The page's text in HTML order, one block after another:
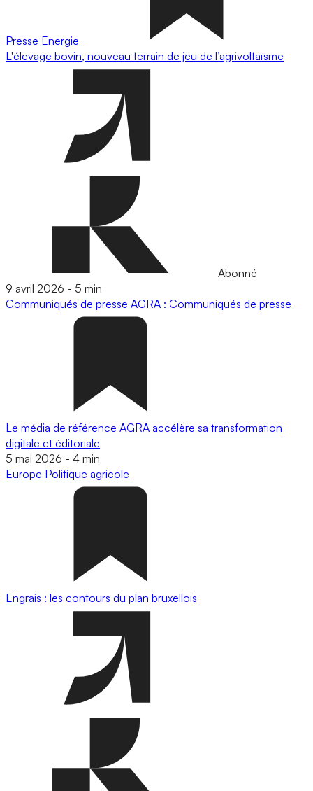
Presse Energie
L'élevage bovin, nouveau terrain de jeu de l’agrivoltaïsme
Abonné
9 avril 2026 - 5 min
Communiqués de presse AGRA : Communiqués de presse
Le média de référence AGRA accélère sa transformation
digitale et éditoriale
5 mai 2026 - 4 min
Europe Politique agricole
Engrais : les contours du plan bruxellois